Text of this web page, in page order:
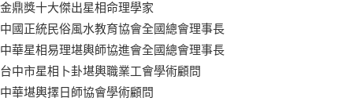
金鼎獎十大傑出星相命理學家
中國正統民俗風水教育協會全國總會理事長
中華星相易理堪輿師協進會全國總會理事長
台中市星相卜卦堪輿職業工會學術顧問
中華堪輿擇日師協會學術顧問